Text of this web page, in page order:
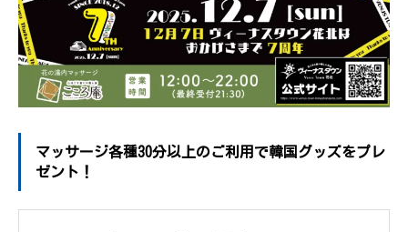
マッサージ各種30分以上のご利用で韓国グッズをプレ
ゼント！